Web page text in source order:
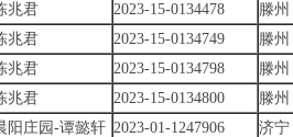
兆君 2023-15-0134478
滕州
兆君 2023-15-0134749
滕州
兆君 2023-15-0134798
滕州
兆君 2023-15-0134800
滕州
阳庄园-谭懿轩 2023-01-1247906
济宁